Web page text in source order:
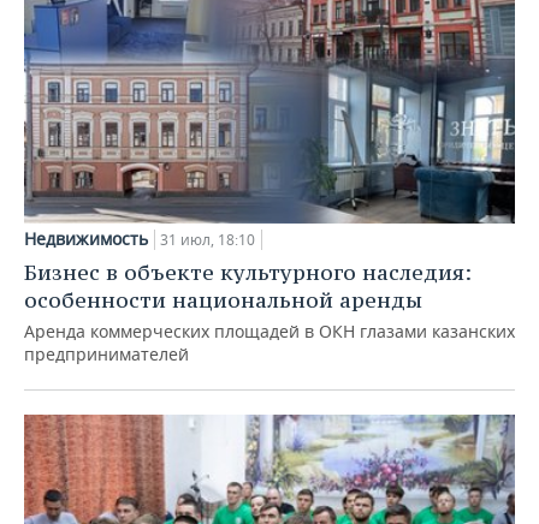
Недвижимость 31 июл, 18:10
Бизнес в объекте культурного наследия:
особенности национальной аренды
Аренда коммерческих площадей в ОКН глазами казанских
предпринимателей